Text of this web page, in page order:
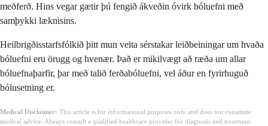
meðferð. Hins vegar gætir þú fengið ákveðin óvirk bóluefni með
samþykki læknisins.
Heilbrigðisstarfsfólkið þitt mun veita sérstakar leiðbeiningar um hvaða
bóluefni eru örugg og hvenær. Það er mikilvægt að ræða um allar
bóluefnaþarfir, þar með talið ferðabóluefni, vel áður en fyrirhuguð
bólusetning er.
Medical Disclaimer: This article is for informational purposes only and does not constitute
medical advice. Always consult a qualified healthcare provider for diagnosis and treatment